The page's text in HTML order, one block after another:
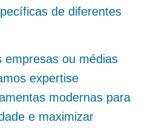
de diferentes
empresas ou médias
expertise
modernas para
e maximizar